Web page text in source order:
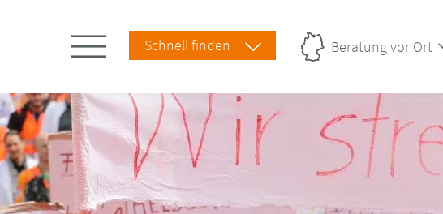
Schnell finden Beratung vor Ort